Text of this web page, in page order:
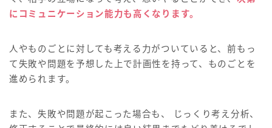
にコミュニケーション能力も高くなります。
人やものごとに対しても考える力がついていると、前もっ
て失敗や問題を予想した上で計画性を持って、ものごとを
進められます。
また、失敗や問題が起こった場合も、 じっくり考え分析、